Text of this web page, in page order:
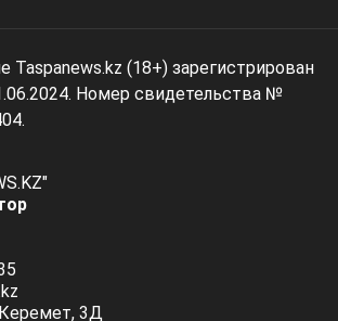
Taspanews.kz (18+) зарегистрирован
Номер свидетельства №
3Д